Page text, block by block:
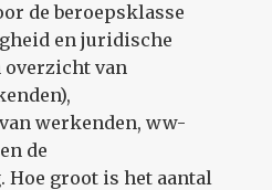
de beroepsklasse
en juridische
overzicht van
werkenden, ww-
de
groot is het aantal